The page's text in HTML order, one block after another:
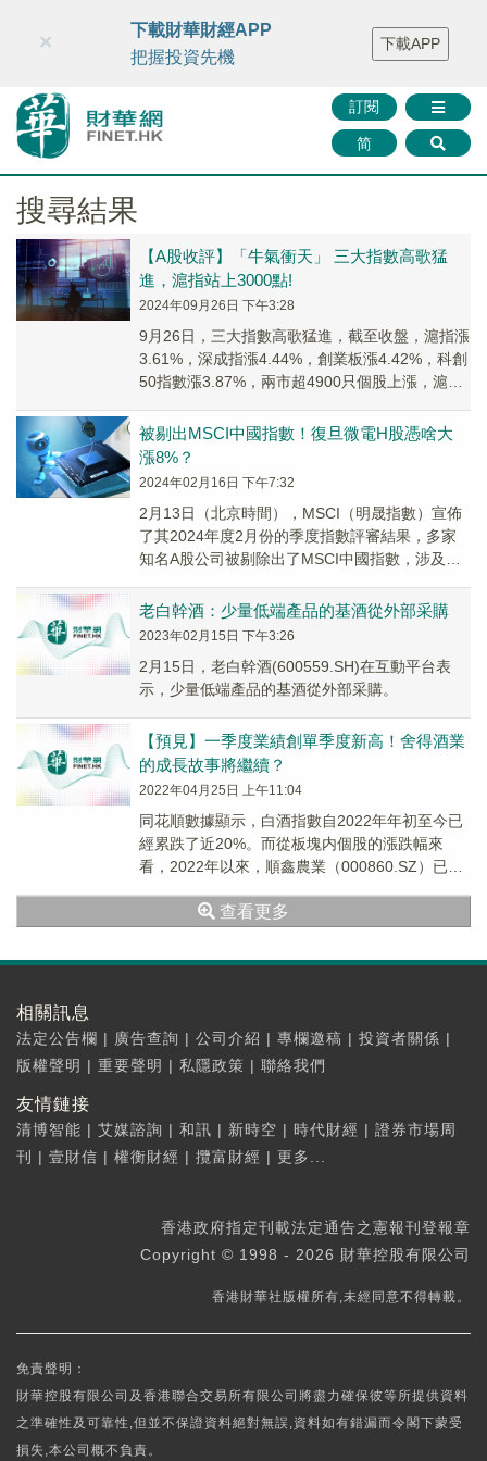
財華智庫網 FINTV FINMETA 財華證券 媒體矩陣
智庫沙龍
聯絡我們
訂閱
简
×
下載財華財經APP
把握投資先機
下載APP
搜尋結果
【A股收評】「牛氣衝天」 三大指數高歌猛
進，滬指站上3000點!
2024年09月26日 下午3:28
9月26日，三大指數高歌猛進，截至收盤，滬指漲
3.61%，深成指漲4.44%，創業板漲4.42%，科創
50指數漲3.87%，兩市超4900只個股上漲，滬深
被剔出MSCI中國指數！復旦微電H股憑啥大
漲8%？
2024年02月16日 下午7:32
2月13日（北京時間），MSCI（明晟指數）宣佈
了其2024年度2月份的季度指數評審結果，多家
知名A股公司被剔除出了MSCI中國指數，涉及復
老白幹酒：少量低端產品的基酒從外部采購
2023年02月15日 下午3:26
2月15日，老白幹酒(600559.SH)在互動平台表
示，少量低端產品的基酒從外部采購。
【預見】一季度業績創單季度新高！舍得酒業
的成長故事將繼續？
2022年04月25日 上午11:04
同花順數據顯示，白酒指數自2022年年初至今已
經累跌了近20%。而從板塊内個股的漲跌幅來
看，2022年以來，順鑫農業（000860.SZ）已累
查看更多
相關訊息
法定公告欄 | 廣告查詢 | 公司介紹 | 專欄邀稿 | 投資者關係 |
版權聲明 | 重要聲明 | 私隱政策 | 聯絡我們
友情鏈接
清博智能 | 艾媒諮詢 | 和訊 | 新時空 | 時代財經 | 證券市場周
刊
| 壹財信 | 權衡財經 | 攬富財經 | 更多...
香港政府指定刊載法定通告之憲報刊登報章
Copyright © 1998 - 2026 財華控股有限公司
香港財華社版權所有,未經同意不得轉載。
免責聲明：
財華控股有限公司及香港聯合交易所有限公司將盡力確保彼等所提供資料
之準確性及可靠性,但並不保證資料絕對無誤,資料如有錯漏而令閣下蒙受
損失,本公司概不負責。